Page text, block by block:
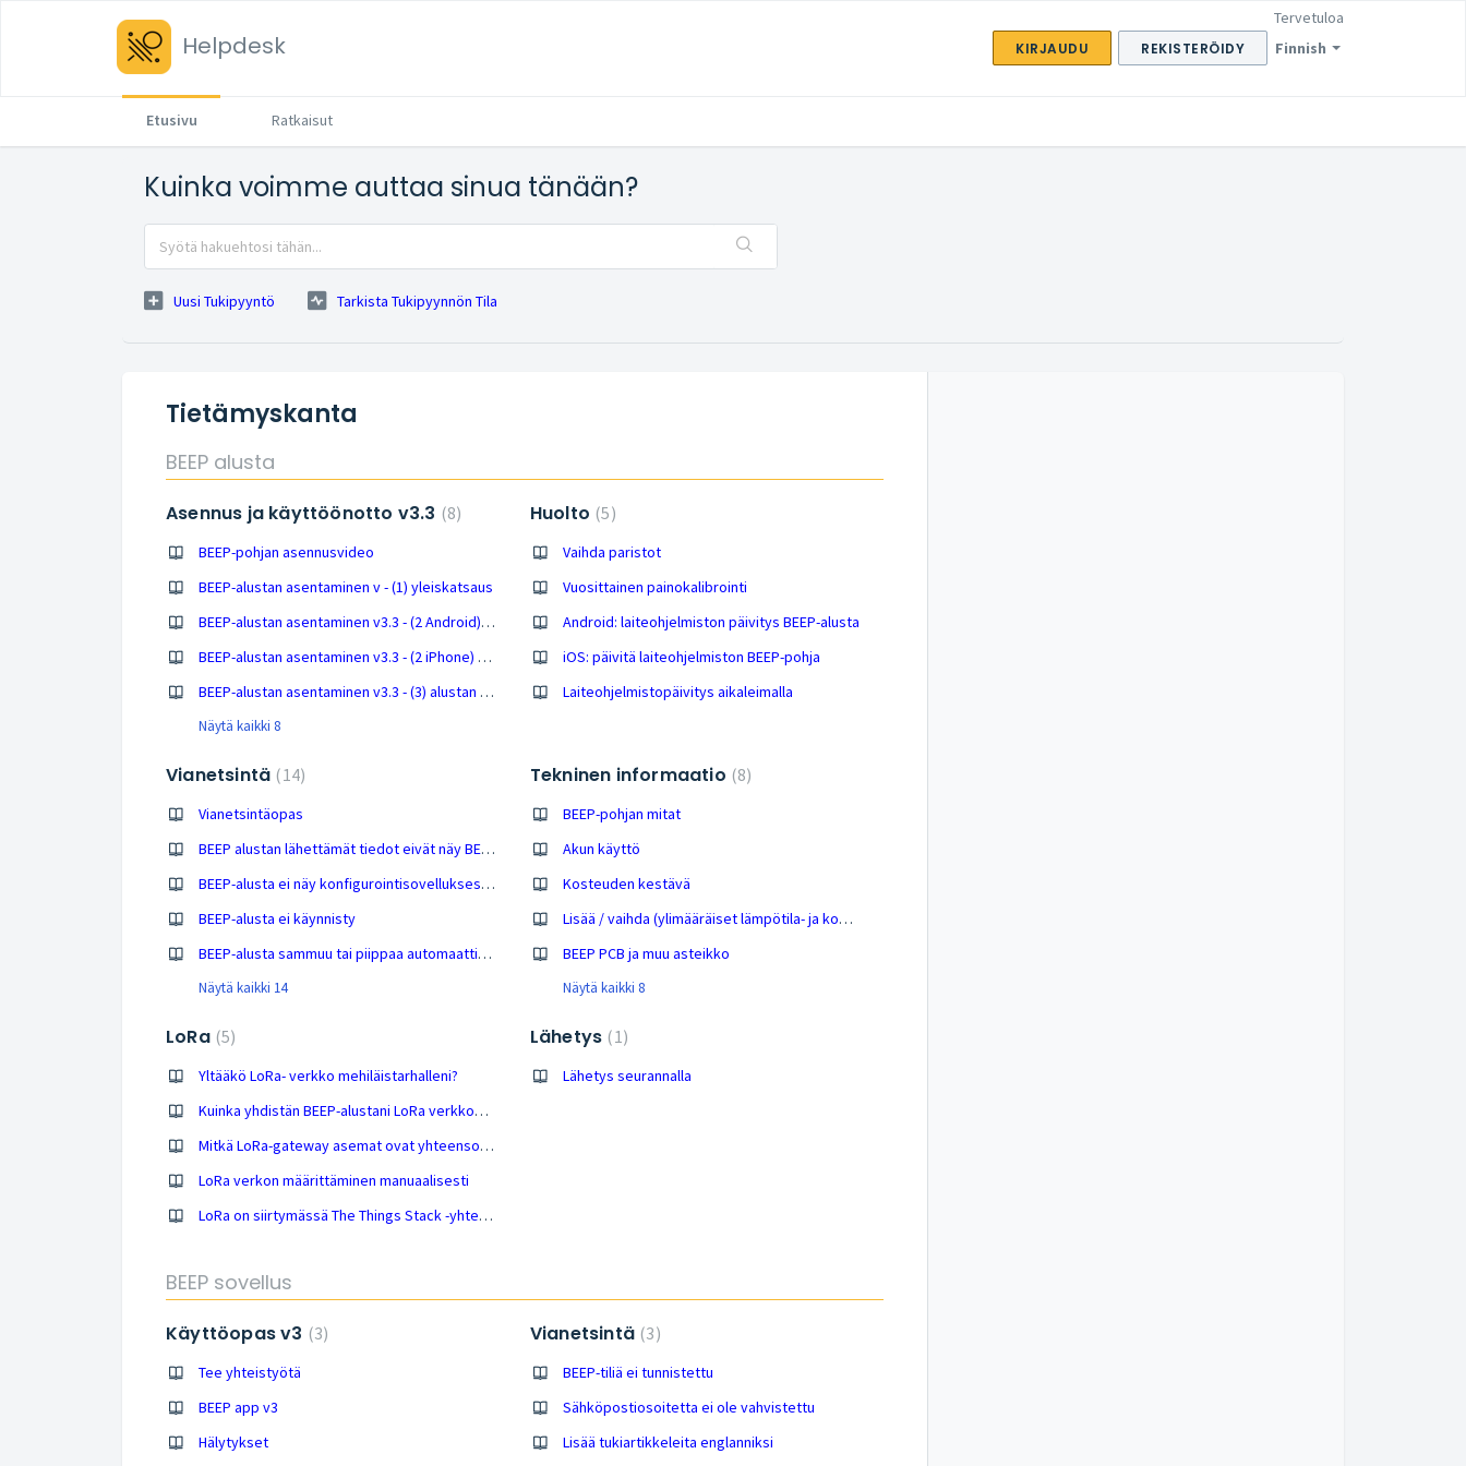
Helpdesk Finnish
Tervetuloa
KIRJAUDU REKISTERÖIDY
Etusivu Ratkaisut
Kuinka voimme auttaa sinua tänään?
Uusi Tukipyyntö Tarkista Tukipyynnön Tila
Tietämyskanta
BEEP alusta
Asennus ja käyttöönotto v3.3 8
BEEP-pohjan asennusvideo
BEEP-alustan asentaminen v - (1) yleiskatsaus
BEEP-alustan asentaminen v3.3 - (2 Android) painon kalibrointi, lämpötila- ja mikrofoni-asetukset sekä LoRa-yhteys
BEEP-alustan asentaminen v3.3 - (2 iPhone) painon kalibrointi, lämpötila- ja mikrofoni-asetukset sekä LoRa-yhteys
BEEP-alustan asentaminen v3.3 - (3) alustan asennus pesän alle
Näytä kaikki 8
Huolto 5
Vaihda paristot
Vuosittainen painokalibrointi
Android: laiteohjelmiston päivitys BEEP-alusta
iOS: päivitä laiteohjelmiston BEEP-pohja
Laiteohjelmistopäivitys aikaleimalla
Vianetsintä 14
Vianetsintäopas
BEEP alustan lähettämät tiedot eivät näy BEEP sovelluksessa
BEEP-alusta ei näy konfigurointisovelluksessa (iOS / Android)
BEEP-alusta ei käynnisty
BEEP-alusta sammuu tai piippaa automaattisesti
Näytä kaikki 14
Tekninen informaatio 8
BEEP-pohjan mitat
Akun käyttö
Kosteuden kestävä
Lisää / vaihda (ylimääräiset lämpötila- ja kosteusanturit)
BEEP PCB ja muu asteikko
Näytä kaikki 8
LoRa 5
Yltääkö LoRa- verkko mehiläistarhalleni?
Kuinka yhdistän BEEP-alustani LoRa verkkoon?
Mitkä LoRa-gateway asemat ovat yhteensopivia BEEP-alustan kanssa?
LoRa verkon määrittäminen manuaalisesti
LoRa on siirtymässä The Things Stack -yhteisöversioon (V3)
Lähetys 1
Lähetys seurannalla
BEEP sovellus
Käyttöopas v3 3
Tee yhteistyötä
BEEP app v3
Hälytykset
Vianetsintä 3
BEEP-tiliä ei tunnistettu
Sähköpostiosoitetta ei ole vahvistettu
Lisää tukiartikkeleita englanniksi